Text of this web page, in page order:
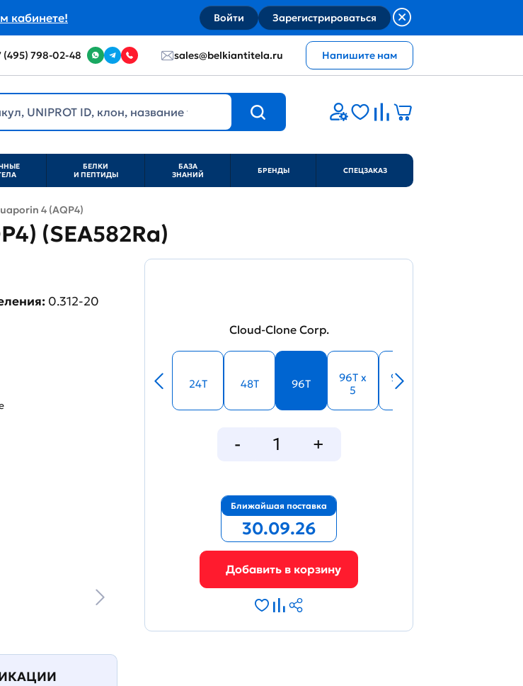
кабинете! Войти Зарегистрироваться
(495) 798-02-48 sales@belkiantitela.ru Напишите нам
БЕЛКИ
И ПЕПТИДЫ
БАЗА
ЗНАНИЙ
БРЕНДЫ СПЕЦЗАКАЗ
4 (AQP4)
(SEA582Ra)
0.312-20
Cloud-Clone Corp.
24T 48T 96T
96T x
5
96T x
10
Ближайшая поставка
30.09.26